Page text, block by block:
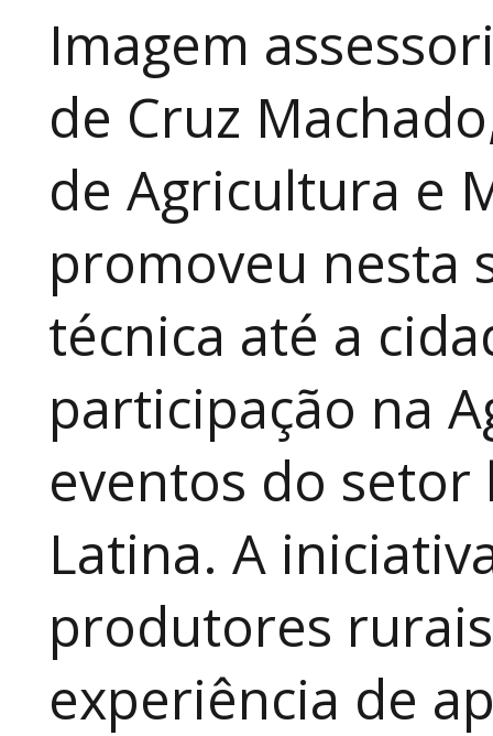
Imagem
de Cruz
de Agricultura e
promoveu nesta
técnica até a
participação na
eventos do
Latina. A
produtores
experiência de